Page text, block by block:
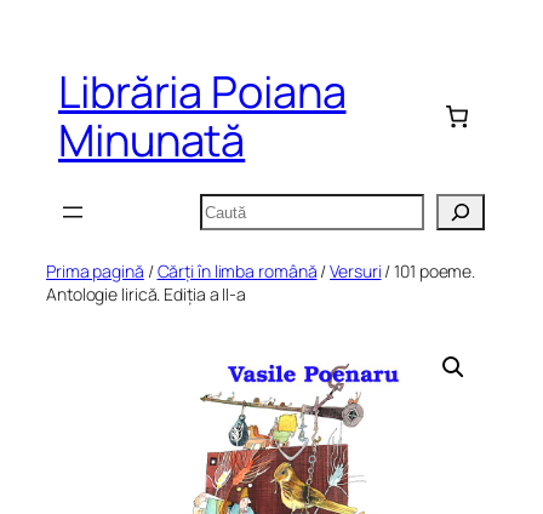
conținutLibrăria Poiana
Minunată
Caută
Prima pagină /Cărți în limba română /Versuri / 101 poeme.
Antologie lirică. Ediția a II-a